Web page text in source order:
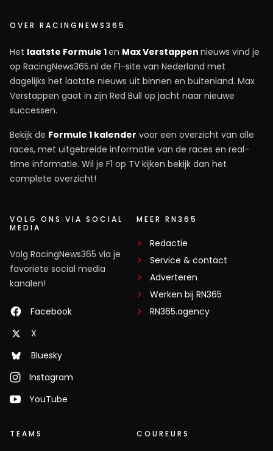
OVER RACINGNEWS365
Het laatste Formule 1en Max Verstappen nieuws vind je
op RacingNews365.nl de F1-site van Nederland met
dagelijks het laatste nieuws uit binnen en buitenland. Max
Verstappen gaat in zijn Red Bull op jacht naar nieuwe
successen.
Bekijk de Formule 1 kalender voor een overzicht van alle
races, met uitgebreide informatie van de races en real-
time informatie. Wil je F1 op TV kijken bekijk dan het
complete overzicht!
VOLG ONS VIA SOCIAL
MEDIA
Volg RacingNews365 via je
favoriete social media
kanalen!
Facebook
X
Bluesky
Instagram
YouTube
MEER RN365
Redactie
Service & contact
Adverteren
Werken bij RN365
RN365.agency
TEAMS COUREURS